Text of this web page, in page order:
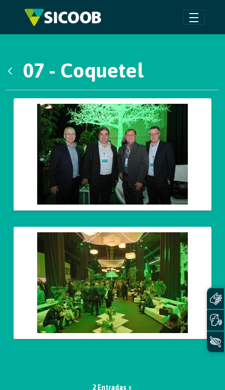
Pular para o Conteúdo principal
07 - Coquetel
Galeria de Mídias
2 Entradas